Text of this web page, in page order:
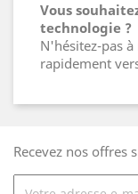
Vous
technologie ?
N'hésitez-pas
rapidement
Recevez nos offres